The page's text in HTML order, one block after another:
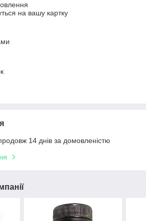
на вашу картку
14 днів за домовленістю